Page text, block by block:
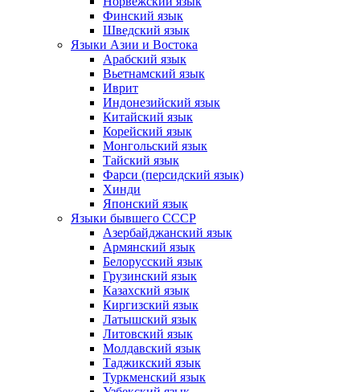
Финский язык
Шведский язык
Языки Азии и Востока
Арабский язык
Вьетнамский язык
Иврит
Индонезийский язык
Китайский язык
Корейский язык
Монгольский язык
Тайский язык
Фарси (персидский язык)
Хинди
Японский язык
Языки бывшего СССР
Азербайджанский язык
Армянский язык
Белорусский язык
Грузинский язык
Казахский язык
Киргизский язык
Латышский язык
Литовский язык
Молдавский язык
Таджикский язык
Туркменский язык